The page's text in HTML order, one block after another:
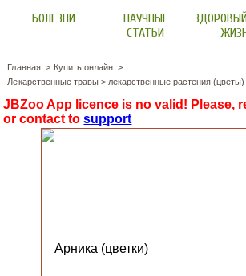
БОЛЕЗНИ
НАУЧНЫЕ
СТАТЬИ
Главная
Купить онлайн
Лекарственные травы > лекарственные растения
JBZoo App licence is no valid! Please,
or contact tosupport